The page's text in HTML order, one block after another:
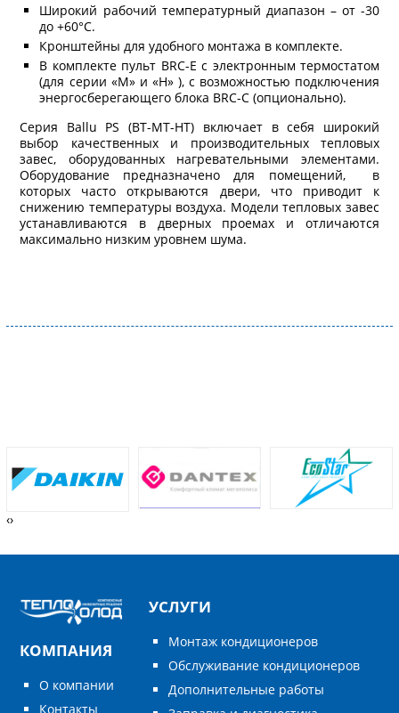
Широкий рабочий температурный диапазон – от -30
до +60°С.
Кронштейны для удобного монтажа в комплекте.
В комплекте пульт BRC-E с электронным термостатом
(для серии «M» и «Н» ), с возможностью подключения
энергосберегающего блока BRC-C (опционально).
Серия Ballu PS (BT-MT-HT) включает в себя широкий
выбор качественных и производительных тепловых
завес, оборудованных нагревательными элементами.
Оборудование предназначено для помещений, в
которых часто открываются двери, что приводит к
снижению температуры воздуха. Модели тепловых завес
устанавливаются в дверных проемах и отличаются
максимально низким уровнем шума.
‹›
КОМПАНИЯ
О компании
Контакты
УСЛУГИ
Монтаж кондиционеров
Обслуживание кондиционеров
Дополнительные работы